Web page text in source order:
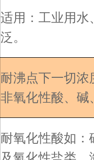
适用：工业用水
泛。
耐沸点下一切
非氧化性酸、碱
耐氧化性酸如